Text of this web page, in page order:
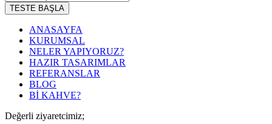
TESTE BAŞLA
ANASAYFA
KURUMSAL
NELER YAPIYORUZ?
HAZIR TASARIMLAR
REFERANSLAR
BLOG
Bİ KAHVE?
Değerli ziyaretcimiz;